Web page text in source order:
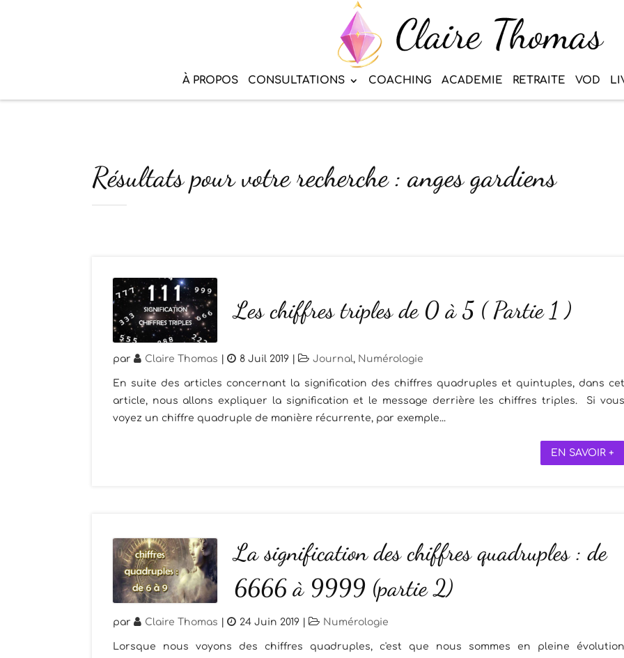
À PROPOS CONSULTATIONS COACHING ACADEMIE RETRAITE VOD
Résultats pour votre recherche : anges gardiens
Les chiffres triples de 0 à 5 ( Partie 1 )
par Claire Thomas 8 Juil 2019 Journal, Numérologie
En suite des articles concernant la signification des chiffres quadruples et quintuples, dans
article, nous allons expliquer la signification et le message derrière les chiffres triples. Si
voyez un chiffre quadruple de manière récurrente, par exemple...
EN SAVOIR +
La signification des chiffres quadruples : de
6666 à 9999 (partie 2)
par Claire Thomas 24 Juin 2019 Numérologie
Lorsque nous voyons des chiffres quadruples, c'est que nous sommes en pleine